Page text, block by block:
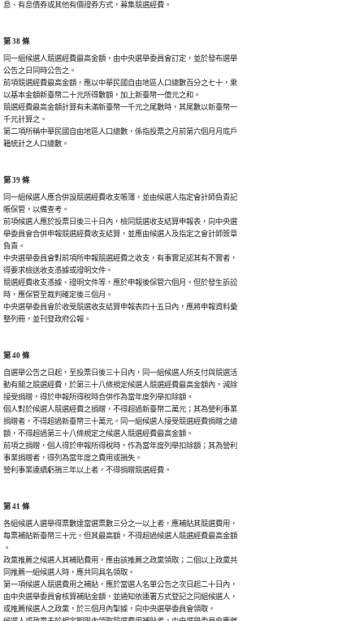
息、有息債券或其他有價證券方式，募集競選經費。
第 38 條
同一組候選人競選經費最高金額，由中央選舉委員會訂定，並於發布選舉
公告之日同時公告之。
前項競選經費最高金額，應以中華民國自由地區人口總數百分之七十，乘
以基本金額新臺幣二十元所得數額，加上新臺幣一億元之和。
競選經費最高金額計算有未滿新臺幣一千元之尾數時，其尾數以新臺幣一
千元計算之。
第二項所稱中華民國自由地區人口總數，係指投票之月前第六個月月底戶
籍統計之人口總數。
第 39 條
同一組候選人應合併設競選經費收支帳簿，並由候選人指定會計師負責記
帳保管，以備查考。
前項候選人應於投票日後三十日內，檢同競選收支結算申報表，向中央選
舉委員會合併申報競選經費收支結算，並應由候選人及指定之會計師簽章
負責。
中央選舉委員會對前項所申報競選經費之收支，有事實足認其有不實者，
得要求檢送收支憑據或證明文件。
競選經費收支憑據、證明文件等，應於申報後保管六個月。但於發生訴訟
時，應保管至裁判確定後三個月。
中央選舉委員會於收受競選收支結算申報表四十五日內，應將申報資料彙
整列冊，並刊登政府公報。
第 40 條
自選舉公告之日起，至投票日後三十日內，同一組候選人所支付與競選活
動有關之競選經費，於第三十八條規定候選人競選經費最高金額內，減除
接受捐贈，得於申報所得稅時合併作為當年度列舉扣除額。
個人對於候選人競選經費之捐贈，不得超過新臺幣二萬元；其為營利事業
捐贈者，不得超過新臺幣三十萬元。同一組候選人接受競選經費捐贈之總
額，不得超過第三十八條規定之候選人競選經費最高金額。
前項之捐贈，個人得於申報所得稅時，作為當年度列舉扣除額；其為營利
事業捐贈者，得列為當年度之費用或損失。
營利事業連續虧損三年以上者，不得捐贈競選經費。
第 41 條
各組候選人選舉得票數達當選票數三分之一以上者，應補貼其競選費用，
每票補貼新臺幣三十元。但其最高額，不得超過候選人競選經費最高金額
。
政黨推薦之候選人其補貼費用，應由該推薦之政黨領取；二個以上政黨共
同推薦一組候選人時，應共同具名領取。
第一項候選人競選費用之補貼，應於當選人名單公告之次日起二十日內，
由中央選舉委員會核算補貼金額，並通知依連署方式登記之同組候選人，
或推薦候選人之政黨，於三個月內掣據，向中央選舉委員會領取。